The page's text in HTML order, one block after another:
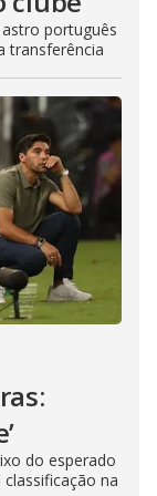
português
transferência
do esperado
na